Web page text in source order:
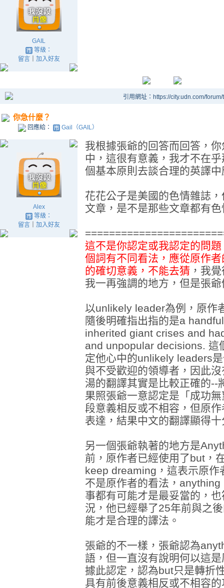
GAIL
等級：
留言｜ 加入好友
引用網址：https://city.udn.com/
你急什麼？
回應給： Gail（GAIL）
Alex
等級：
留言｜ 加入好友
我根據張爺的回答而回答，
中，這很有意義，我才不在
個基本原則去談合理的英譯
花花公子是美國的色情雜誌
文章，是不是那些文章都有
這不是你認定或我認定的問
個詞有不同看法，應從原作
的確切意義，不能去猜 ，我
我一再強調的地方，但是張
以unlikely leader為例，原作
隨後明確指出指的是a
inherited giant crises and
and unpopular decisions. 這
定他心中的unlikely leaders
與不受歡迎的領導者，因此
湯的翻譯其實是比較正確的
果照張爺一意認定是「成功
段意義相反或不相容，但原
表達，結果中文的翻譯顯得
另一個張爺執著的地方是
前，原作者已經使用了but，
keep dreaming，這表示原
不是原作者的看法，
事都有可能才是最妥當的，
況，他已經舉了25年前與之
能才是合理的譯法。
張爺的不一樣，張爺認為
語，但一直沒有說明何以這
據此認定，認為but只是轉折
具有前後意義相反或不相容